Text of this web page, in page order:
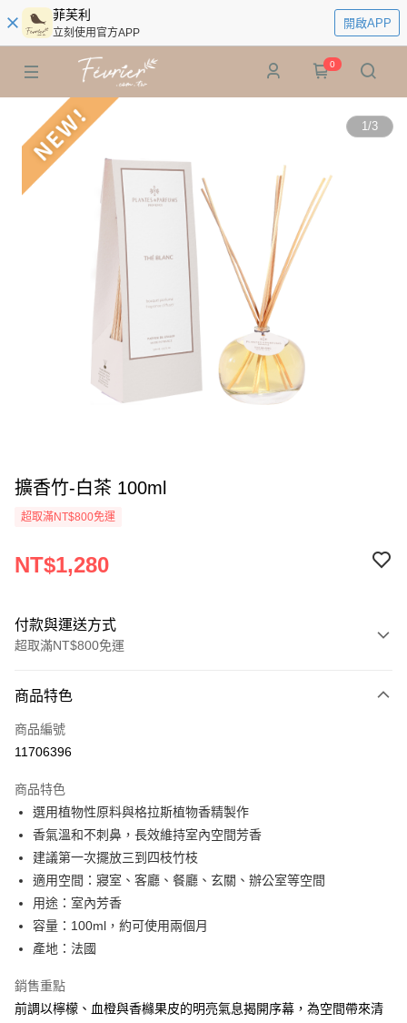
菲芙利
立刻使用官方APP
開啟APP
0
1/3
擴香竹-白茶 100ml
超取滿NT$800免運
NT$1,280
付款與運送方式
超取滿NT$800免運
信用卡一次付款
信用卡分期付款
合作金庫商業銀行
華南商業銀行
彰化商業銀行
上海商業儲蓄銀行
台北富邦商業銀行
國泰世華商業銀行
臺灣中小企業銀行
台中商業銀行
匯豐（台灣）商業銀行
聯邦商業銀行
元大商業銀行
玉山商業銀行
台灣樂天信用卡公司
6 期 0 利率 每期
華南商業銀行
彰化商業銀行
上海商業儲蓄銀行
國泰世華商業銀行
兆豐國際商業銀行
臺灣中小企業銀行
匯豐（台灣）商業銀行
聯邦商業銀行
元大商業銀行
玉山商業銀行
台灣樂天信用卡公司
超商取貨付款
LINE Pay
Apple Pay
街口支付
商品特色
商品編號
11706396
商品特色
選用植物性原料與格拉斯植物香精製作
香氣溫和不刺鼻，長效維持室內空間芳香
建議第一次擺放三到四枝竹枝
適用空間：寢室、客廳、餐廳、玄關、辦公室等空間
用途：室內芳香
容量：100ml，約可使用兩個月
產地：法國
銷售重點
前調以檸檬、血橙與香櫞果皮的明亮氣息揭開序幕，為空間帶來清